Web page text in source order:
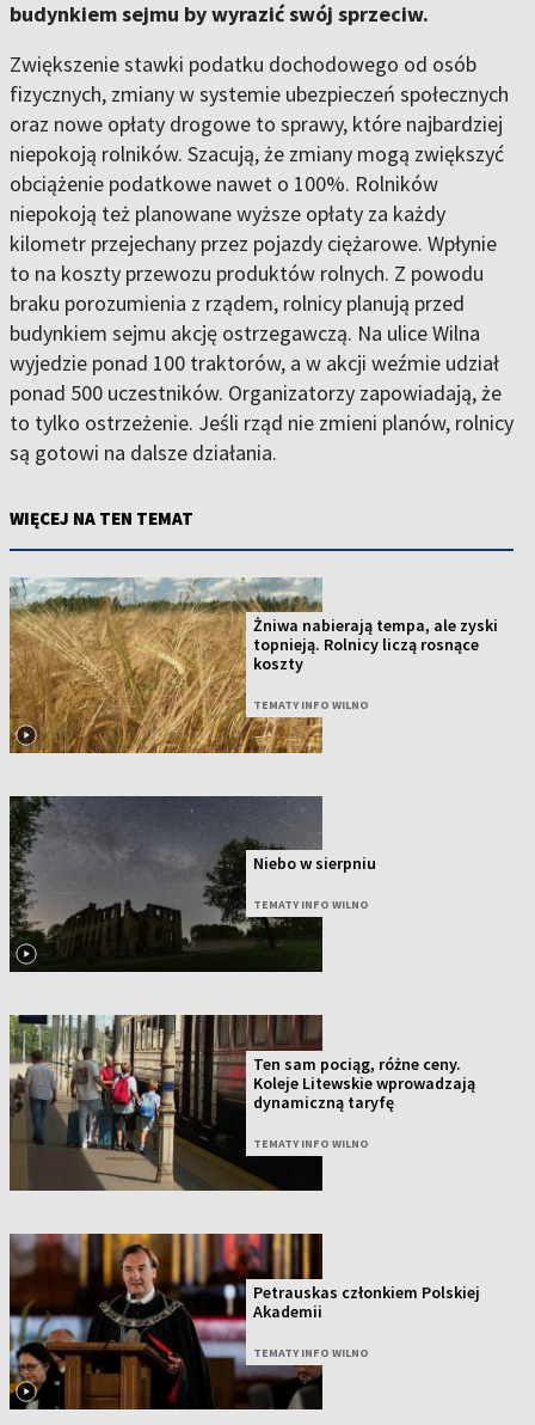
budynkiem sejmu by wyrazić swój sprzeciw.
Zwiększenie stawki podatku dochodowego od osób
fizycznych, zmiany w systemie ubezpieczeń społecznych
oraz nowe opłaty drogowe to sprawy, które najbardziej
niepokoją rolników. Szacują, że zmiany mogą zwiększyć
obciążenie podatkowe nawet o 100%. Rolników
niepokoją też planowane wyższe opłaty za każdy
kilometr przejechany przez pojazdy ciężarowe. Wpłynie
to na koszty przewozu produktów rolnych. Z powodu
braku porozumienia z rządem, rolnicy planują przed
budynkiem sejmu akcję ostrzegawczą. Na ulice Wilna
wyjedzie ponad 100 traktorów, a w akcji weźmie udział
ponad 500 uczestników. Organizatorzy zapowiadają, że
to tylko ostrzeżenie. Jeśli rząd nie zmieni planów, rolnicy
są gotowi na dalsze działania.
WIĘCEJ NA TEN TEMAT
Żniwa nabierają tempa, ale zyski
topnieją. Rolnicy liczą rosnące
koszty
TEMATY INFO WILNO
Niebo w sierpniu
TEMATY INFO WILNO
Ten sam pociąg, różne ceny.
Koleje Litewskie wprowadzają
dynamiczną taryfę
TEMATY INFO WILNO
Petrauskas członkiem Polskiej
Akademii
TEMATY INFO WILNO